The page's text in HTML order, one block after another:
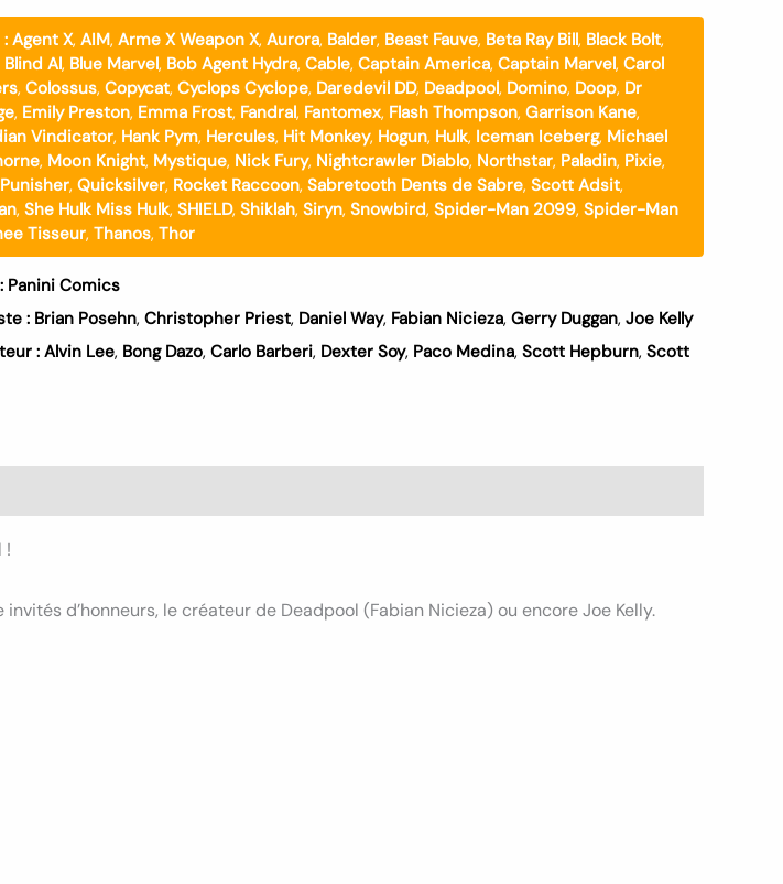
Agent X, AIM, Arme X Weapon X, Aurora, Balder, Beast Fauve, Beta Ray Bill, Black Bolt,
Blind Al, Blue Marvel, Bob Agent Hydra, Cable, Captain America, Captain Marvel, Carol
, Colossus, Copycat, Cyclops Cyclope, Daredevil DD, Deadpool, Domino, Doop, Dr
, Emily Preston, Emma Frost, Fandral, Fantomex, Flash Thompson, Garrison Kane,
Vindicator, Hank Pym, Hercules, Hit Monkey, Hogun, Hulk, Iceman Iceberg, Michael
, Moon Knight, Mystique, Nick Fury, Nightcrawler Diablo, Northstar, Paladin, Pixie,
Punisher, Quicksilver, Rocket Raccoon, Sabretooth Dents de Sabre, Scott Adsit,
, She Hulk Miss Hulk, SHIELD, Shiklah, Siryn, Snowbird, Spider-Man 2099, Spider-Man
Tisseur, Thanos, Thor
Panini Comics
: Brian Posehn, Christopher Priest, Daniel Way, Fabian Nicieza, Gerry Duggan, Joe Kelly
:Alvin Lee, Bong Dazo, Carlo Barberi, Dexter Soy, Paco Medina, Scott Hepburn, Scott
!
d’honneurs, le créateur de Deadpool (Fabian Nicieza) ou encore Joe Kelly.